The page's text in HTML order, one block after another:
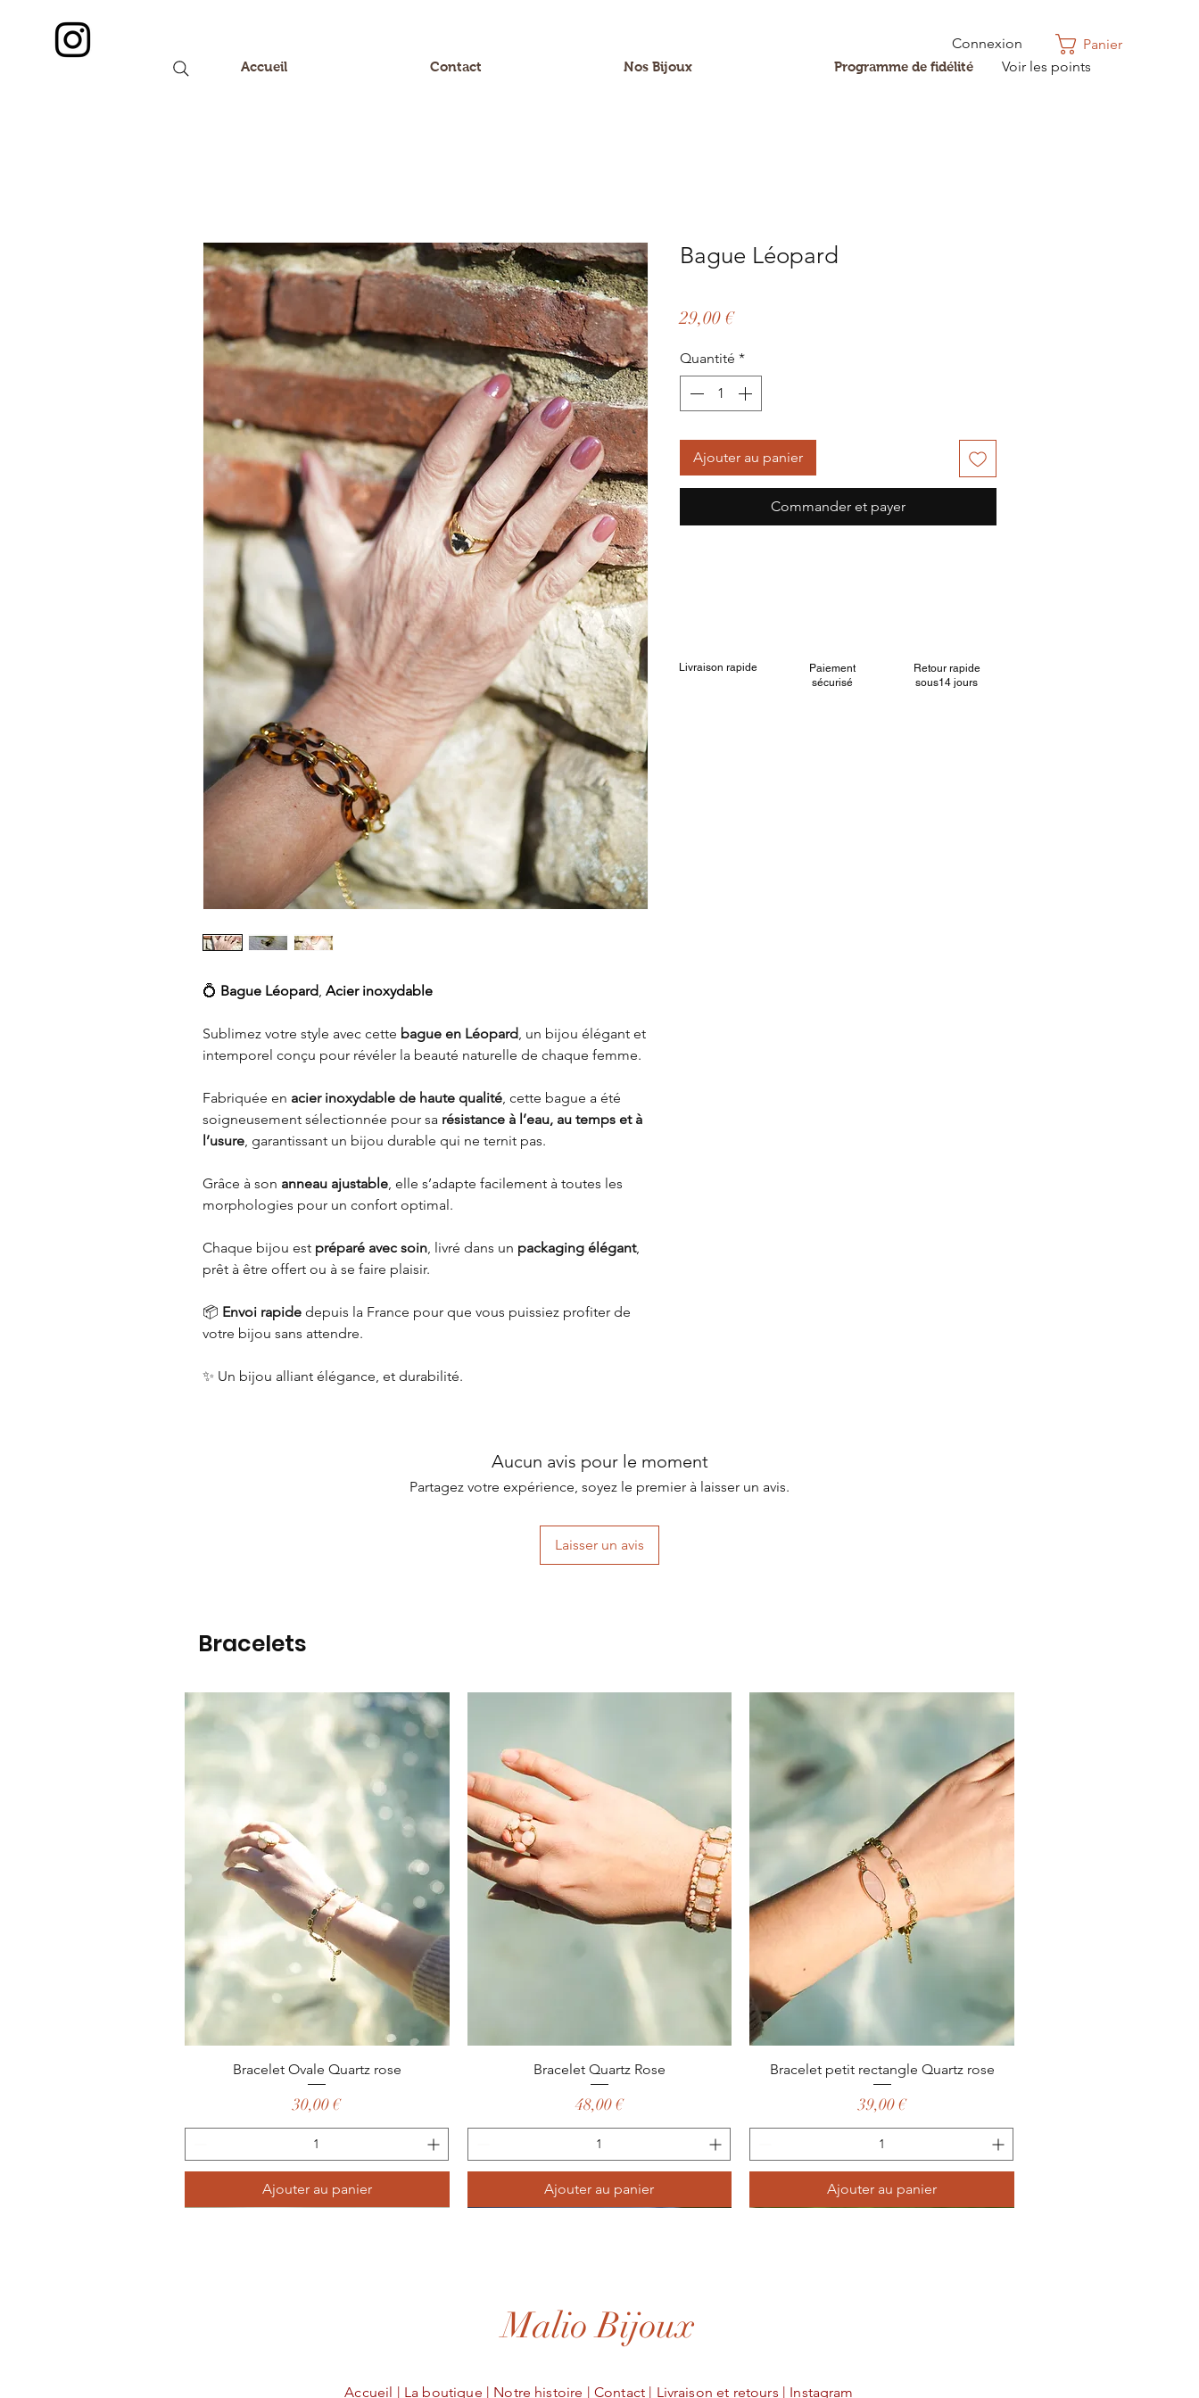
Panier
Connexion
Accueil Contact Nos Bijoux Programme de fidélité Voir les points
💍 Bague Léopard, Acier inoxydable
Sublimez votre style avec cette bague en Léopard, un bijou élégant et
intemporel conçu pour révéler la beauté naturelle de chaque femme.
Fabriquée en acier inoxydable de haute qualité, cette bague a été
soigneusement sélectionnée pour sa résistance à l’eau, au temps et à
l’usure, garantissant un bijou durable qui ne ternit pas.
Grâce à son anneau ajustable, elle s’adapte facilement à toutes les
morphologies pour un confort optimal.
Chaque bijou est préparé avec soin, livré dans un packaging élégant,
prêt à être offert ou à se faire plaisir.
📦 Envoi rapide depuis la France pour que vous puissiez profiter de
votre bijou sans attendre.
✨ Un bijou alliant élégance, et durabilité.
Bague Léopard
29,00 €Prix
Quantité *
Ajouter au panier
Commander et payer
Aucun avis pour le moment
Partagez votre expérience, soyez le premier à laisser un avis.
Laisser un avis
Livraison rapide
Paiement
sécurisé
Retour rapide
sous14 jours
Bracelets
Aperçu rapide
Bracelet Ovale Quartz rose
Prix
30,00 €
Ajouter au panier
Aperçu rapide
Bracelet Quartz Rose
Prix
48,00 €
Ajouter au panier
Aperçu rapide
Bracelet petit rectangle Quartz rose
Prix
39,00 €
Ajouter au panier
Malio Bijoux
Accueil | La boutique | Notre histoire | Contact | Livraison et retours | Instagram